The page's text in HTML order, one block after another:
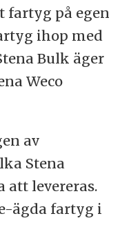
fartyg på egen
ihop med
Bulk äger
Weco
av
Stena
att levereras.
ägda fartyg i